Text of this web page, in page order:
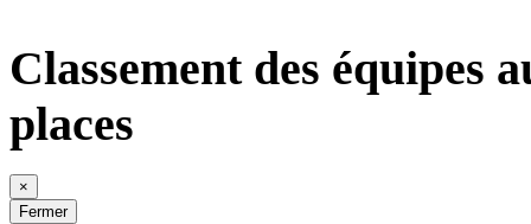
Classement des équipes
places
×
Fermer